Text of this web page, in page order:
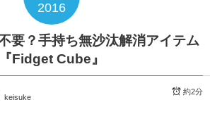
2016
要？手持ち無沙汰解消アイテム
『Fidget Cube』
keisuke
約2分